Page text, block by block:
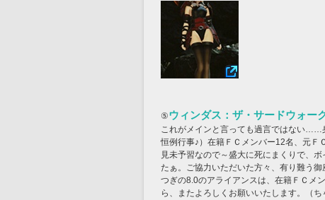
⑤ウィンダス：ザ・サードウォー
これがメインと言っても過言ではない……
恒例行事♪）在籍ＦＣメンバー12名、元Ｆ
見未予習なので～盛大に死にまくりで、
たぁ。ご協力いただいた方々、有り難う
つぎの8.0のアライアンスは、在籍ＦＣ
ら、またよろしくお願いいたします。（